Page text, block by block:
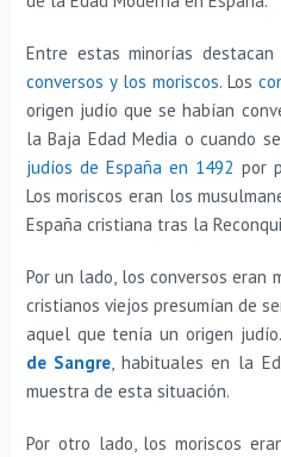
Entre estas minorías
conversos y los moriscos. Los
origen judío que se habían
la Baja Edad Media o cuando
judíos de España en 1492 por
Los moriscos eran los
España cristiana tras la
Por un lado, los conversos eran
cristianos viejos presumían de
aquel que tenía un origen
de Sangre, habituales en la
muestra de esta situación.
Por otro lado, los moriscos